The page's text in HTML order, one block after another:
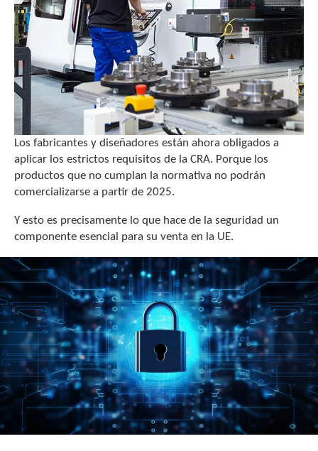
Los fabricantes y diseñadores están ahora obligados a
aplicar los estrictos requisitos de la CRA. Porque los
productos que no cumplan la normativa no podrán
comercializarse a partir de 2025.
Y esto es precisamente lo que hace de la seguridad un
componente esencial para su venta en la UE.